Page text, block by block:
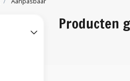
Producten